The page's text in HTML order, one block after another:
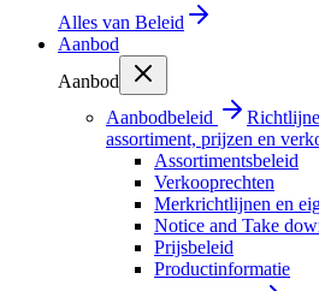
Alles van Beleid
Aanbod
Aanbod
Aanbodbeleid
assortiment, prijzen en
Assortimentsbeleid
Verkooprechten
Merkrichtlijnen en
Notice and Take
Prijsbeleid
Productinformatie